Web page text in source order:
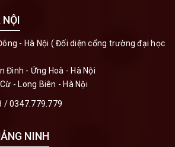
- Hà Nội ( Đối diện cổng trường đại học
Đình - Ứng Hoà - Hà Nội
- Long Biên - Hà Nội
/0347.779.779
NINH